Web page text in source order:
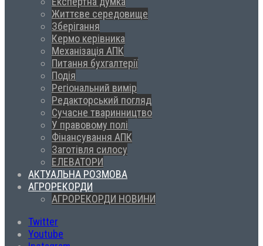
Життєве середовище
Зберігання
Кермо керівника
Механізація АПК
Питання бухгалтерії
Подія
Регіональний вимір
Редакторський погляд
Сучасне тваринництво
У правовому полі
Фінансування АПК
Заготівля силосу
ЕЛЕВАТОРИ
АКТУАЛЬНА РОЗМОВА
АГРОРЕКОРДИ
АГРОРЕКОРДИ НОВИНИ
Twitter
Youtube